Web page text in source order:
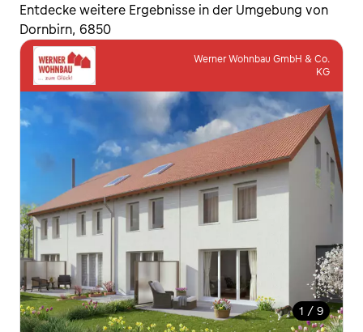
Entdecke weitere Ergebnisse in der Umgebung von
Dornbirn, 6850
Werner Wohnbau GmbH & Co.
KG
1 / 9